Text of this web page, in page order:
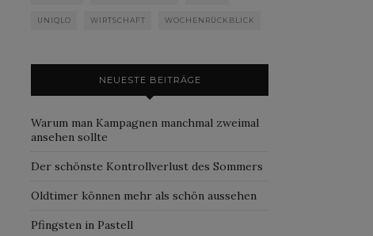
UNIQLO WIRTSCHAFT WOCHENRÜCKBLICK
NEUESTE BEITRÄGE
Warum man Kampagnen manchmal zweimal
ansehen sollte
Der schönste Kontrollverlust des Sommers
Oldtimer können mehr als schön aussehen
Pfingsten in Pastell